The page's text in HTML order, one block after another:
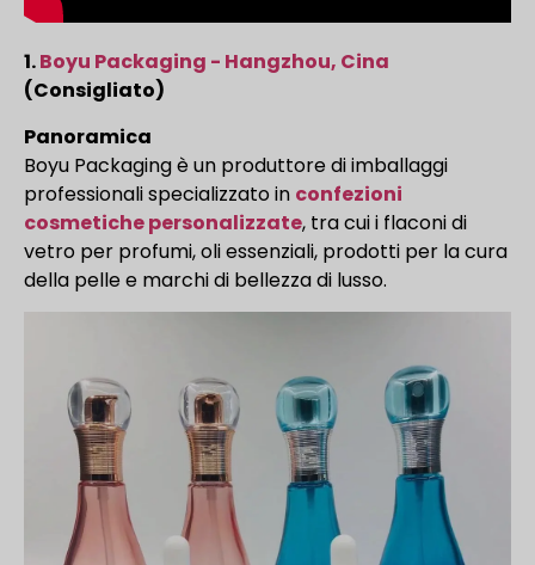
1.Boyu Packaging - Hangzhou, Cina
(Consigliato)
Panoramica
Boyu Packaging è un produttore di imballaggi
professionali specializzato in confezioni
cosmetiche personalizzate, tra cui i flaconi di
vetro per profumi, oli essenziali, prodotti per la cura
della pelle e marchi di bellezza di lusso.